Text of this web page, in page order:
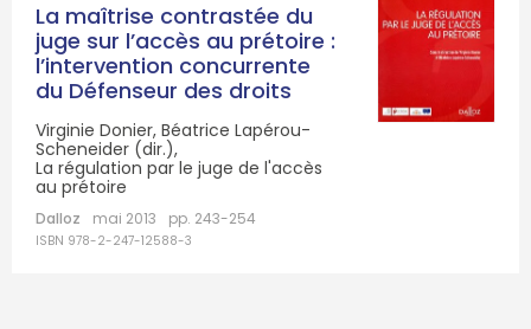
La maîtrise contrastée du
juge sur l’accès au prétoire :
l’intervention concurrente
du Défenseur des droits
Virginie Donier, Béatrice Lapérou-
Scheneider (dir.),
La régulation par le juge de l'accès
au prétoire
Dalloz mai 2013 pp. 243-254
ISBN 978-2-247-12588-3